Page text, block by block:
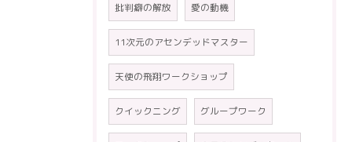
批判癖の解放 愛の動機
11次元のアセンデッドマスター
天使の飛翔ワークショップ
クイックニング グループワーク